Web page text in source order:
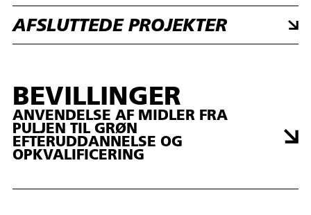
AFSLUTTEDE PROJEKTER
BEVILLINGER
ANVENDELSE AF MIDLER FRA
PULJEN TIL GRØN
EFTERUDDANNELSE OG
OPKVALIFICERING